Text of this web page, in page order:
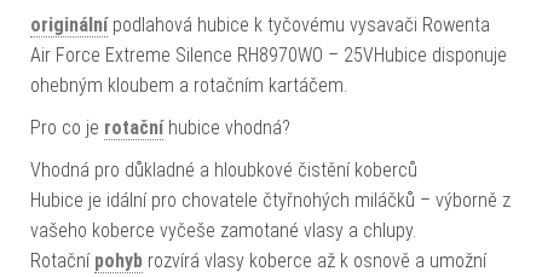
originálnípodlahová hubice k tyčovému vysavači Rowenta
Air Force Extreme Silence RH8970WO – 25VHubice disponuje
ohebným kloubem a rotačním kartáčem.
Pro co je rotačníhubice vhodná?
Vhodná pro důkladné a hloubkové čistění koberců
Hubice je idální pro chovatele čtyřnohých miláčků – výborně z
vašeho koberce vyčeše zamotané vlasy a chlupy.
Rotační pohyb rozvírá vlasy koberce až k osnově a umožní